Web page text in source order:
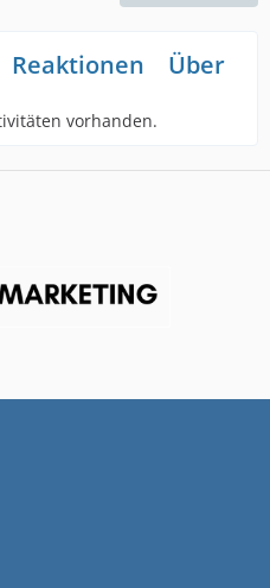
Reaktionen Über
vorhanden.